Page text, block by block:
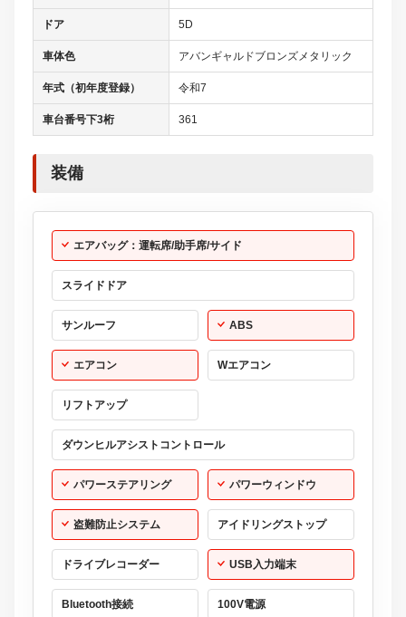
ドア 5D
車体色 アバンギャルドブロンズメタリック
年式（初年度登録） 令和7
車台番号下3桁 361
装備
エアバッグ：運転席/助手席/サイド
スライドドア
サンルーフ ABS
エアコン Wエアコン
リフトアップ
ダウンヒルアシストコントロール
パワーステアリング パワーウィンドウ
盗難防止システム アイドリングストップ
ドライブレコーダー USB入力端末
Bluetooth接続 100V電源